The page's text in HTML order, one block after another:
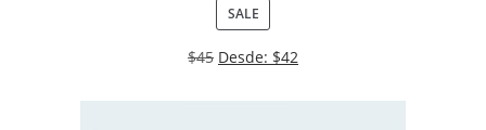
SALE
$45 Desde: $42